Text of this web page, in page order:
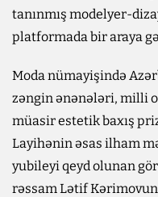
tanınmış modelyer-
platformada bir araya
Moda nümayişində
zəngin ənənələri, milli
müasir estetik baxış
Layihənin əsas ilham
yubileyi qeyd olunan
rəssam Lətif Kərimovun